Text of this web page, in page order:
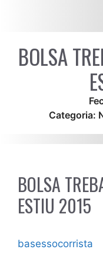
BOLSA
Categoria:
BOLSA
ESTIU 2015
basessocorrista